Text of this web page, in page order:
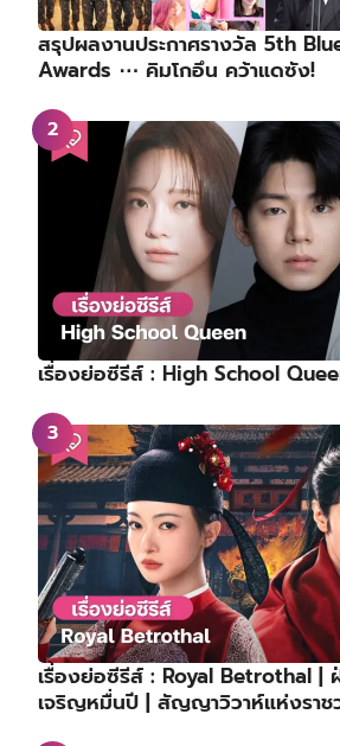
สรุปผลงานประกาศรางวัล 5th
Awards ⋯ คิมโกอึน คว้าแดซัง!
เรื่องย่อซีรีส์ : High School
เรื่องย่อซีรีส์ : Royal Betrothal |
เจริญหมื่นปี | สัญญาวิวาห์แห่งรา